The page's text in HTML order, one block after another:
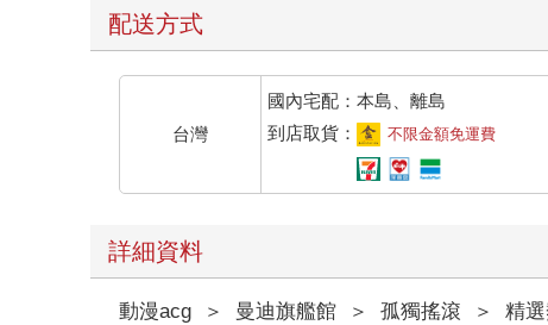
配送方式
台灣
國內宅配：本島、離島
到店取貨：
不限金額免運費
詳細資料
動漫acg ＞ 曼迪旗艦館 ＞ 孤獨搖滾 ＞ 精